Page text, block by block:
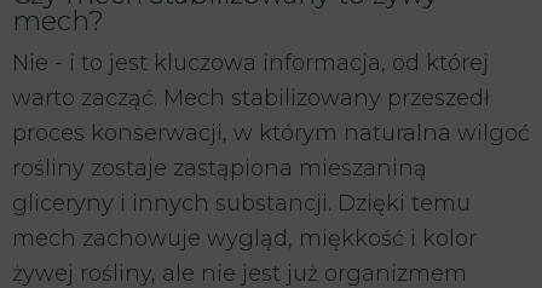
mech?
Nie - i to jest kluczowa informacja, od której
warto zacząć. Mech stabilizowany przeszedł
proces konserwacji, w którym naturalna wilgoć
rośliny zostaje zastąpiona mieszaniną
gliceryny i innych substancji. Dzięki temu
mech zachowuje wygląd, miękkość i kolor
żywej rośliny, ale nie jest już organizmem